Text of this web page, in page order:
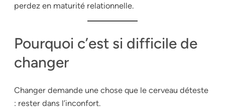
perdez en maturité relationnelle.
Pourquoi c’est si difficile de
changer
Changer demande une chose que le cerveau déteste
: rester dans l’inconfort.